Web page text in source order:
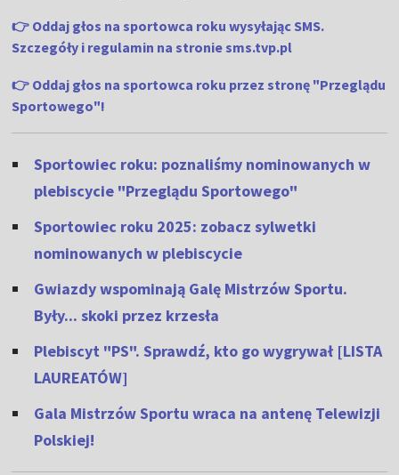
👉 Oddaj głos na sportowca roku wysyłając SMS.
Szczegóły i regulamin na stronie sms.tvp.pl
👉 Oddaj głos na sportowca roku przez stronę "Przeglądu
Sportowego"!
Sportowiec roku: poznaliśmy nominowanych w
plebiscycie "Przeglądu Sportowego"
Sportowiec roku 2025: zobacz sylwetki
nominowanych w plebiscycie
Gwiazdy wspominają Galę Mistrzów Sportu.
Były... skoki przez krzesła
Plebiscyt "PS". Sprawdź, kto go wygrywał [LISTA
LAUREATÓW]
Gala Mistrzów Sportu wraca na antenę Telewizji
Polskiej!